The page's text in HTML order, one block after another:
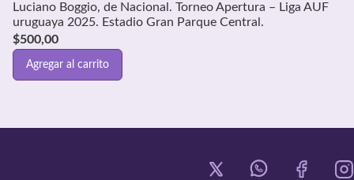
Luciano Boggio, de Nacional. Torneo Apertura – Liga AUF
uruguaya 2025. Estadio Gran Parque Central.
$500,00
Agregar al carrito